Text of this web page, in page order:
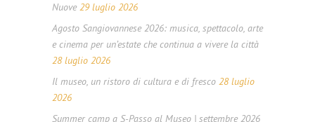
Nuove 29 luglio 2026
Agosto Sangiovannese 2026: musica, spettacolo, arte
e cinema per un’estate che continua a vivere la città
28 luglio 2026
Il museo, un ristoro di cultura e di fresco 28 luglio
2026
Summer camp a S-Passo al Museo | settembre 2026